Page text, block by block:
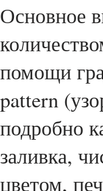
Основное
помощи
pattern
подробно
заливка,
цветом,